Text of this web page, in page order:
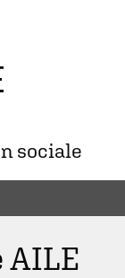
sociale
AILE